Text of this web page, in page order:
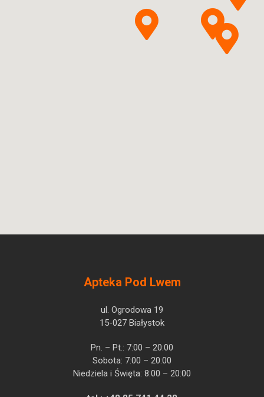
Apteka Pod Lwem
ul. Ogrodowa 19
15-027 Białystok
Pn. – Pt.: 7:00 – 20:00
Sobota: 7:00 – 20:00
Niedziela i Święta: 8:00 – 20:00